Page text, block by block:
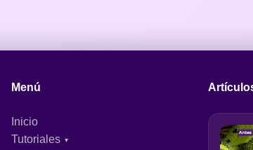
Menú
Inicio
Tutoriales